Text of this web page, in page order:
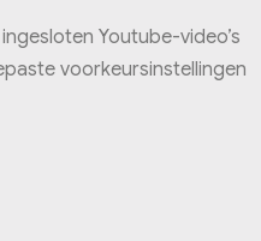
Youtube-video’s
voorkeursinstellingen